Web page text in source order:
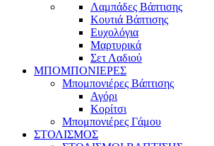
Λαμπάδες Βάπτισης
Κουτιά Βάπτισης
Ευχολόγια
Μαρτυρικά
Σετ Λαδιού
ΜΠΟΜΠΟΝΙΕΡΕΣ
Μπομπονιέρες Βάπτισης
Αγόρι
Κορίτσι
Μπομπονιέρες Γάμου
ΣΤΟΛΙΣΜΟΣ